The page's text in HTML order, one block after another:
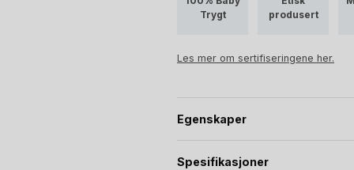
Trygt
produsert
Les mer om sertifiseringene her.
Egenskaper
Spesifikasjoner